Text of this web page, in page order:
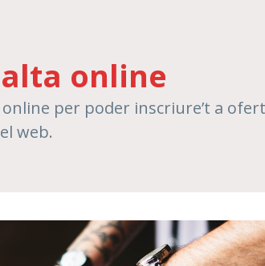
online
online per poder inscriure’t a
web.